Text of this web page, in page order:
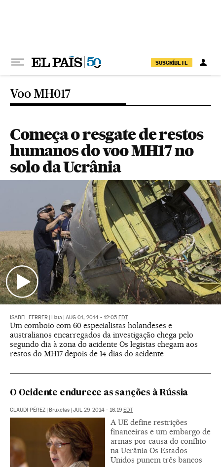
SUSCRÍBETE
Voo MH017
Começa o resgate de restos
humanos do voo MH17 no
solo da Ucrânia
ISABEL FERRER Haia AUG 01, 2014 - 12:05 EDT
Um comboio com 60 especialistas holandeses e
australianos encarregados da investigação chega pelo
segundo dia à zona do acidente Os legistas chegam aos
restos do MH17 depois de 14 dias do acidente
O Ocidente endurece as sanções à Rússia
CLAUDI PÉREZ Bruxelas JUL 29, 2014 - 16:19 EDT
A UE define restrições
financeiras e um embargo de
armas por causa do conflito
na Ucrânia Os Estados
Unidos punem três bancos